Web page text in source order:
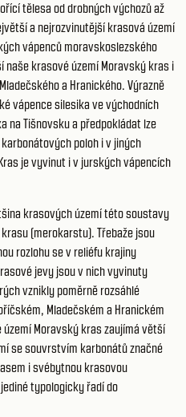
tělesa od drobných výchozů až
a nejrozvinutější krasová území
vápenců moravskoslezského
naše krasové území Moravský kras i
a Hranického. Výrazně
vápence silesika ve východních
na Tišnovsku a předpokládat lze
poloh i v jiných
je vyvinut i v jurských vápencích
krasových území této soustavy
(merokarstu). Třebaže jsou
rozlohu se v reliéfu krajiny
jevy jsou v nich vyvinuty
vznikly poměrně rozsáhlé
Mladečském a Hranickém
Moravský kras zaujímá větší
se souvrstvím karbonátů značné
i svébytnou krasovou
typologicky řadí do